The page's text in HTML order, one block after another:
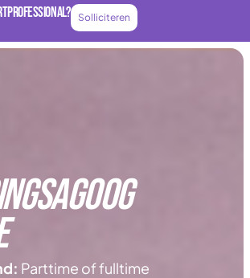
Solliciteren
Parttime of fulltime